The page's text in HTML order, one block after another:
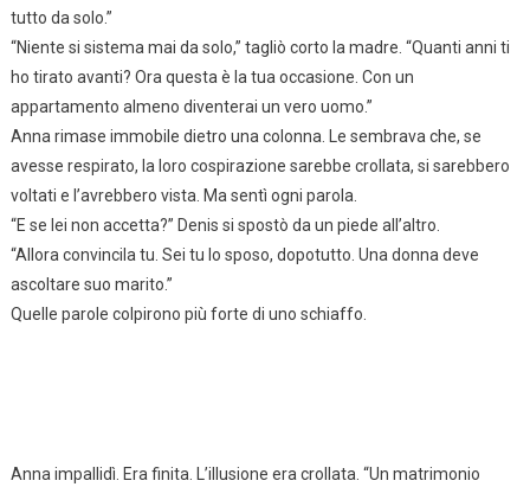
tutto da solo.”
“Niente si sistema mai da solo,” tagliò corto la madre. “Quanti anni ti
ho tirato avanti? Ora questa è la tua occasione. Con un
appartamento almeno diventerai un vero uomo.”
Anna rimase immobile dietro una colonna. Le sembrava che, se
avesse respirato, la loro cospirazione sarebbe crollata, si sarebbero
voltati e l’avrebbero vista. Ma sentì ogni parola.
“E se lei non accetta?” Denis si spostò da un piede all’altro.
“Allora convincila tu. Sei tu lo sposo, dopotutto. Una donna deve
ascoltare suo marito.”
Quelle parole colpirono più forte di uno schiaffo.
Anna impallidì. Era finita. L’illusione era crollata. “Un matrimonio